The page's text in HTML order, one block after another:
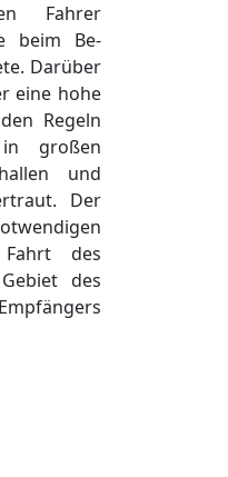
Fahrer
beim Be-
Darüber
eine hohe
Regeln
großen
und
Der
des
des